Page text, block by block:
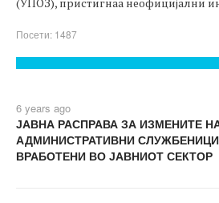
Посети: 1487
6 years ago
ЈАВНА РАСПРАВА ЗА ИЗМЕНИТЕ
АДМИНИСТРАТИВНИ
ВРАБОТЕНИ ВО ЈАВНИОТ СЕКТОР